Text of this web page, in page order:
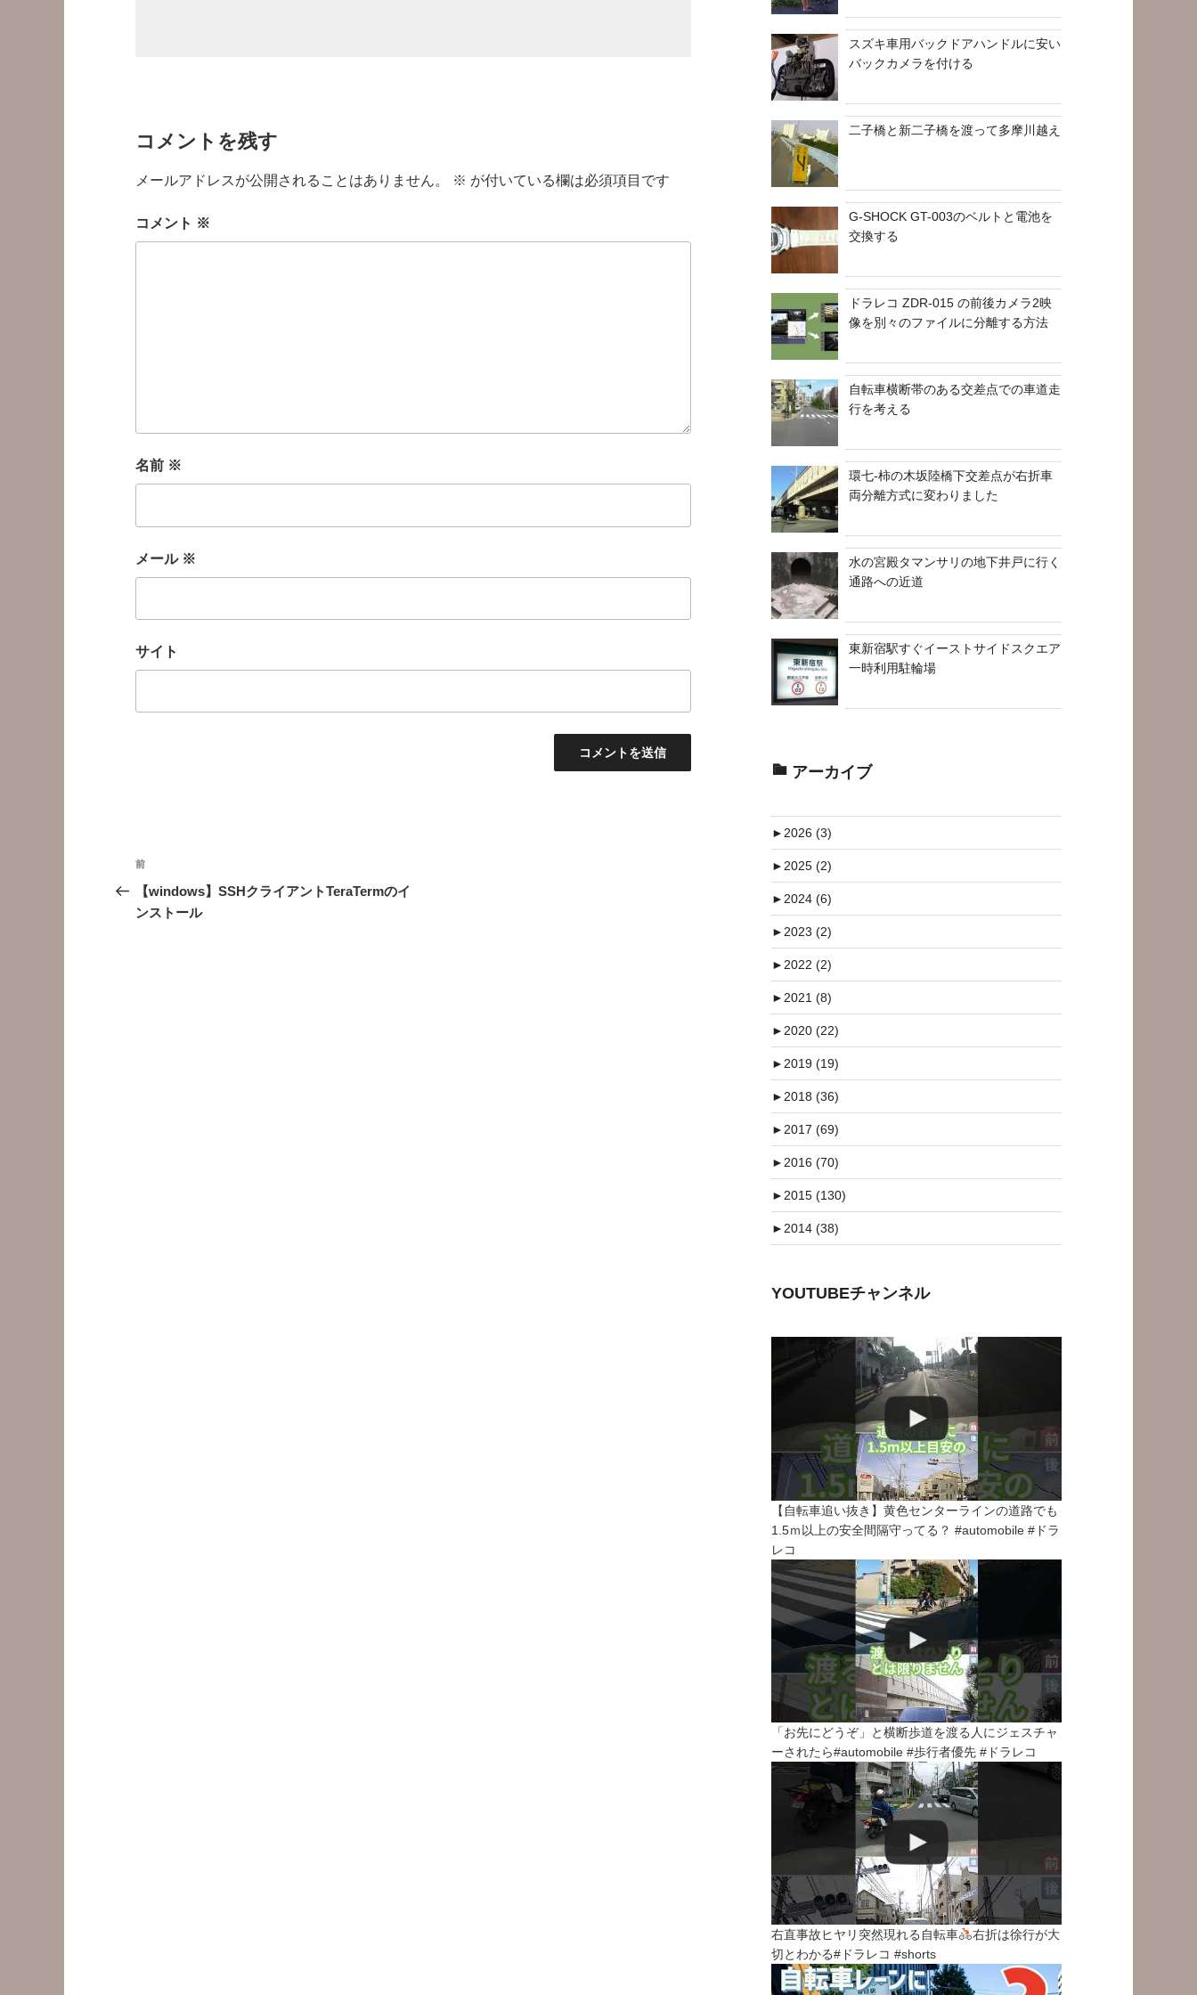
コメントを残す
メールアドレスが公開されることはありません。 ※ が付いている欄は必須項目です
コメント ※
名前 ※
メール ※
サイト
投
稿
ナ
前
の
投
前
【windows】SSHクライアントTeraTermのイ
ンストール
スズキ車用バックドアハンドルに安い
バックカメラを付ける
二子橋と新二子橋を渡って多摩川越え
G-SHOCK GT-003のベルトと電池を
交換する
ドラレコ ZDR-015 の前後カメラ2映
像を別々のファイルに分離する方法
自転車横断帯のある交差点での車道走
行を考える
環七-柿の木坂陸橋下交差点が右折車
両分離方式に変わりました
水の宮殿タマンサリの地下井戸に行く
通路への近道
東新宿駅すぐイーストサイドスクエア
一時利用駐輪場
アーカイブ
►2026 (3)
►2025 (2)
►2024 (6)
►2023 (2)
►2022 (2)
►2021 (8)
►2020 (22)
►2019 (19)
►2018 (36)
►2017 (69)
►2016 (70)
►2015 (130)
►2014 (38)
YOUTUBEチャンネル
【自転車追い抜き】黄色センターラインの道路でも
1.5ｍ以上の安全間隔守ってる？ #automobile #ドラ
レコ
「お先にどうぞ」と横断歩道を渡る人にジェスチャ
ーされたら#automobile #歩行者優先 #ドラレコ
右直事故ヒヤリ突然現れる自転車
右折は徐行が大
切とわかる#ドラレコ #shorts